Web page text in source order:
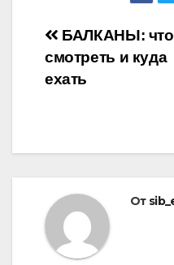
Навигация
по
БАЛКАНЫ: что
смотреть и куда
ехать
От